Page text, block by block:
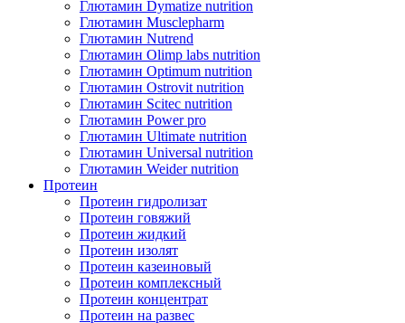
Глютамин Dymatize nutrition
Глютамин Musclepharm
Глютамин Nutrend
Глютамин Olimp labs nutrition
Глютамин Optimum nutrition
Глютамин Ostrovit nutrition
Глютамин Scitec nutrition
Глютамин Power pro
Глютамин Ultimate nutrition
Глютамин Universal nutrition
Глютамин Weider nutrition
Протеин
Протеин гидролизат
Протеин говяжий
Протеин жидкий
Протеин изолят
Протеин казеиновый
Протеин комплексный
Протеин концентрат
Протеин на развес